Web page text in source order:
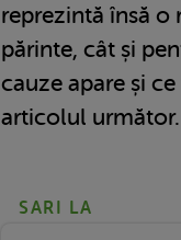
reprezintă însă o
părinte, cât și
cauze apare și
articolul următor.
SARI LA